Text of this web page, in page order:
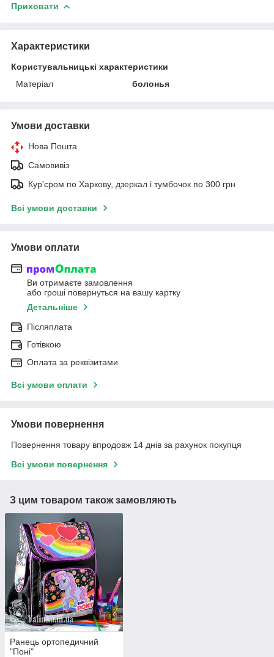
Приховати
Характеристики
Користувальницькі характеристики
Матеріал
болонья
Умови доставки
Нова Пошта
Самовивіз
Кур'єром по Харкову, дзеркал і тумбочок по 300 грн
Всі умови доставки
Умови оплати
Ви отримаєте замовлення
або гроші повернуться на вашу картку
Детальніше
Післяплата
Готівкою
Оплата за реквізитами
Всі умови оплати
Умови повернення
Повернення товару впродовж 14 днів за рахунок покупця
Всі умови повернення
З цим товаром також замовляють
Ранець ортопедичний
"Поні"